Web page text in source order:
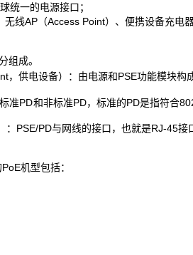
统一的电源接口；
线AP（Access Point）、便携设备充电
组成。
，供电设备）：由电源和PSE功能模块
准PD和非标准PD，标准的PD是指符合
PSE/PD与网线的接口，也就是RJ-45接
机型包括：